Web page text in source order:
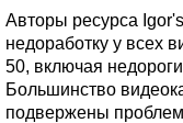
Авторы ресурса
недоработку у всех
50, включая
Большинство
подвержены